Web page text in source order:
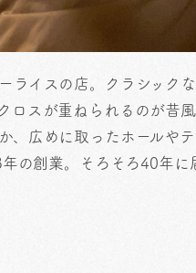
ライスの店。クラシック
ロスが重ねられるのが昔風
、広めに取ったホールや
の創業。そろそろ40年に